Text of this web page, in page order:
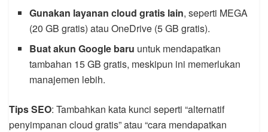
Gunakan layanan cloud gratis lain, seperti MEGA
(20 GB gratis) atau OneDrive (5 GB gratis).
Buat akun Google baru untuk mendapatkan
tambahan 15 GB gratis, meskipun ini memerlukan
manajemen lebih.
Tips SEO: Tambahkan kata kunci seperti “alternatif
penyimpanan cloud gratis” atau “cara mendapatkan